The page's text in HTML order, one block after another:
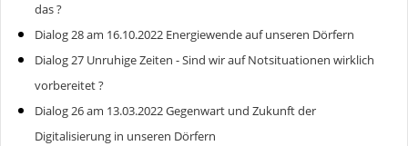
das ?
Dialog 28 am 16.10.2022 Energiewende auf unseren Dörfern
Dialog 27 Unruhige Zeiten - Sind wir auf Notsituationen wirklich
vorbereitet ?
Dialog 26 am 13.03.2022 Gegenwart und Zukunft der
Digitalisierung in unseren Dörfern